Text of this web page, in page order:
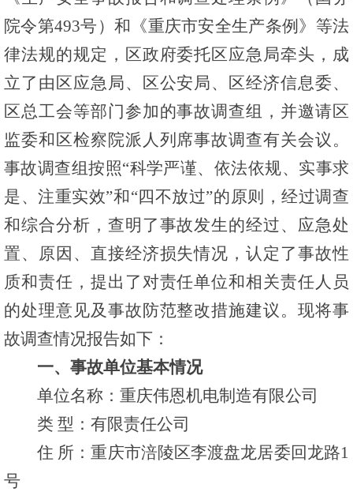
院令第493号）和《重庆市安全生产条例》等法
律法规的规定，区政府委托区应急局牵头，成
立了由区应急局、区公安局、区经济信息委、
区总工会等部门参加的事故调查组，并邀请区
监委和区检察院派人列席事故调查有关会议。
事故调查组按照“科学严谨、依法依规、实事求
是、注重实效”和“四不放过”的原则，经过调查
和综合分析，查明了事故发生的经过、应急处
置、原因、直接经济损失情况，认定了事故性
质和责任，提出了对责任单位和相关责任人员
的处理意见及事故防范整改措施建议。现将事
故调查情况报告如下：
一、事故单位基本情况
单位名称：重庆伟恩机电制造有限公司
类 型：有限责任公司
住 所：重庆市涪陵区李渡盘龙居委回龙路1
号